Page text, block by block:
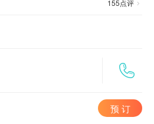
155点评 

预 订